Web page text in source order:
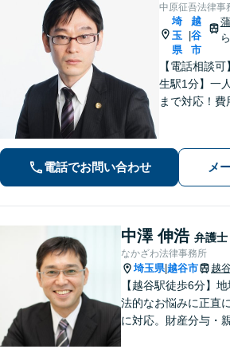
中原征吾法律事
埼
玉
県
越
谷
市
【電話相談
生駅1分】一
まで対応！費
【地域密着
面談可能】
電話でお問い合わせ メ
中澤 伸浩 弁護士
なかざわ法律事務所
埼玉県|越谷市 越
【越谷駅徒歩6分】
法的なお悩みに正直
に対応。財産分与・